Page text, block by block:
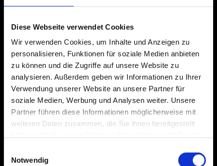
Diese Webseite verwendet Cookies
Wir verwenden Cookies, um Inhalte und Anzeigen zu
personalisieren, Funktionen für soziale Medien anbieten
zu können und die Zugriffe auf unsere Website zu
analysieren. Außerdem geben wir Informationen zu Ihrer
Verwendung unserer Website an unsere Partner für
soziale Medien, Werbung und Analysen weiter. Unsere
Partner führen diese Informationen möglicherweise mit
weiteren Daten zusammen, die Sie ihnen bereitgestellt
Notwendig